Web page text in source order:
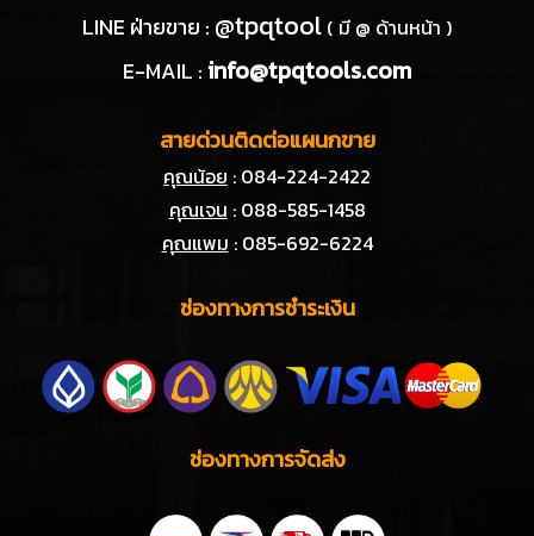
LINE ฝ่ายขาย : @tpqtool ( มี @ ด้านหน้า )
E-MAIL :info@tpqtools.com
สายด่วนติดต่อแผนกขาย
คุณน้อย : 084-224-2422
คุณเจน : 088-585-1458
คุณแพม : 085-692-6224
ช่องทางการชำระเงิน
ช่องทางการจัดส่ง